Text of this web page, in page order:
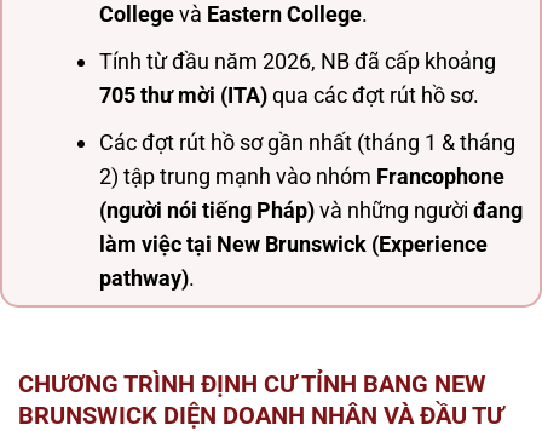
Collegevà Eastern College.
Tính từ đầu năm 2026, NB đã cấp khoảng
705 thư mời (ITA)qua các đợt rút hồ sơ.
Các đợt rút hồ sơ gần nhất (tháng 1 & tháng
2) tập trung mạnh vào nhóm Francophone
(người nói tiếng Pháp)và những ngườiđang
làm việc tại New Brunswick (Experience
pathway).
CHƯƠNG TRÌNH ĐỊNH CƯ TỈNH BANG NEW
BRUNSWICK DIỆN DOANH NHÂN VÀ ĐẦU TƯ